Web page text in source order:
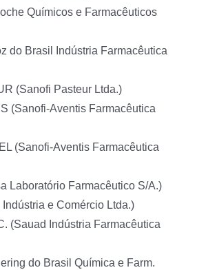
Químicos e Farmacêuticos
do Brasil Indústria Farmacêutica
(Sanofi Pasteur Ltda.)
(Sanofi-Aventis Farmacêutica
(Sanofi-Aventis Farmacêutica
Laboratório Farmacêutico S/A.)
e Comércio Ltda.)
(Sauad Indústria Farmacêutica
do Brasil Química e Farm.